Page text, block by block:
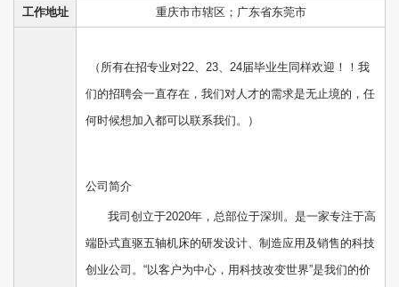
工作地址 重庆市市辖区；广东省东莞市
（所有在招专业对22、23、24届毕业生同样欢迎！！我
们的招聘会一直存在，我们对人才的需求是无止境的，任
何时候想加入都可以联系我们。）
公司简介
我司创立于2020年，总部位于深圳。是一家专注于高
端卧式直驱五轴机床的研发设计、制造应用及销售的科技
创业公司。“以客户为中心，用科技改变世界”是我们的价